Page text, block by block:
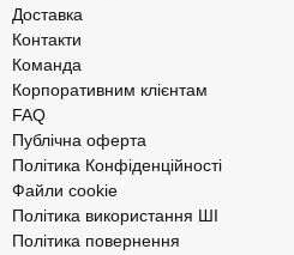
Доставка
Контакти
Команда
Корпоративним клієнтам
FAQ
Публічна оферта
Політика Конфіденційності
Файли cookie
Політика використання ШІ
Політика повернення